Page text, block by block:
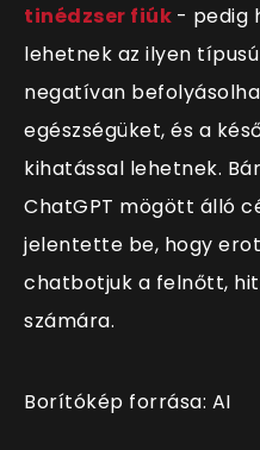
tinédzser fiúk - pedig
lehetnek az ilyen
negatívan
egészségüket, és a
kihatással lehetnek.
ChatGPT mögött álló
jelentette be, hogy
chatbotjuk a felnőtt,
számára.
Borítókép forrása: AI